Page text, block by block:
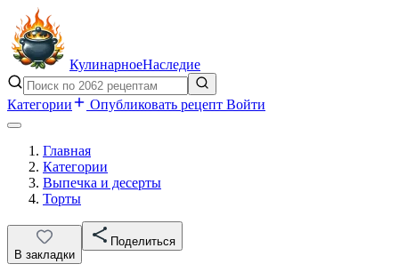
КулинарноеНаследие
Категории Опубликовать рецепт Войти
Главная
Категории
Выпечка и десерты
Торты
В закладки
Поделиться